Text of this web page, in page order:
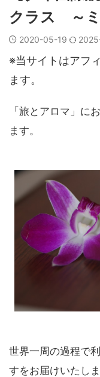
クラス ～ミ
2020-05-19
※当サイトはアフ
ます。
「旅とアロマ」に
ます。
世界一周の過程で
すをお届けいたしま